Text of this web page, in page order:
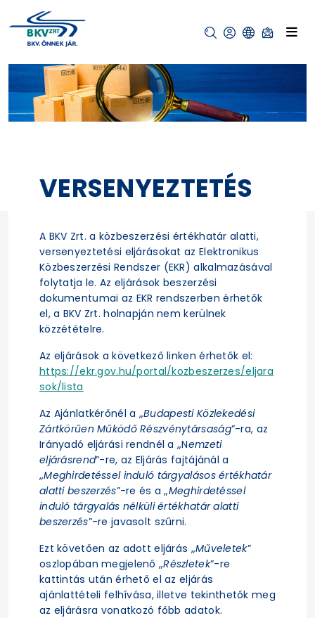
VERSENYEZTETÉS
A BKV Zrt. a közbeszerzési értékhatár alatti,
versenyeztetési eljárásokat az Elektronikus
Közbeszerzési Rendszer (EKR) alkalmazásával
folytatja le. Az eljárások beszerzési
dokumentumai az EKR rendszerben érhetők
el, a BKV Zrt. holnapján nem kerülnek
közzétételre.
Az eljárások a következő linken érhetők el:
https://ekr.gov.hu/portal/kozbeszerzes/eljara
sok/lista
Az Ajánlatkérőnél a „Budapesti Közlekedési
Zártkörűen Működő Részvénytársaság”-ra, az
Irányadó eljárási rendnél a „Nemzeti
eljárásrend”-re, az Eljárás fajtájánál a
„Meghirdetéssel induló tárgyalásos értékhatár
alatti beszerzés”-re és a „Meghirdetéssel
induló tárgyalás nélküli értékhatár alatti
beszerzés”-re javasolt szűrni.
Ezt követően az adott eljárás „Műveletek”
oszlopában megjelenő „Részletek”-re
kattintás után érhető el az eljárás
ajánlattételi felhívása, illetve tekinthetők meg
az eljárásra vonatkozó főbb adatok.